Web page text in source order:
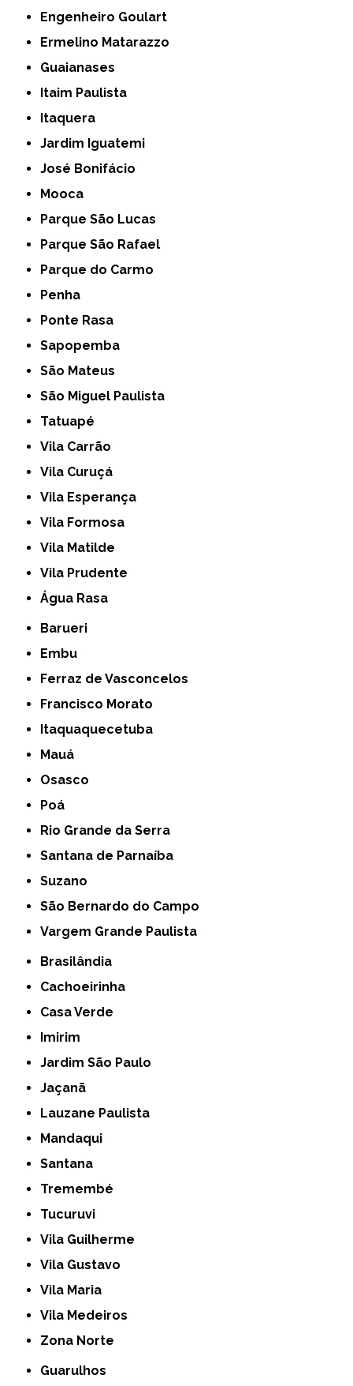
Engenheiro Goulart
Ermelino Matarazzo
Guaianases
Itaim Paulista
Itaquera
Jardim Iguatemi
José Bonifácio
Mooca
Parque São Lucas
Parque São Rafael
Parque do Carmo
Penha
Ponte Rasa
Sapopemba
São Mateus
São Miguel Paulista
Tatuapé
Vila Carrão
Vila Curuçá
Vila Esperança
Vila Formosa
Vila Matilde
Vila Prudente
Água Rasa
Barueri
Embu
Ferraz de Vasconcelos
Francisco Morato
Itaquaquecetuba
Mauá
Osasco
Poá
Rio Grande da Serra
Santana de Parnaíba
Suzano
São Bernardo do Campo
Vargem Grande Paulista
Brasilândia
Cachoeirinha
Casa Verde
Imirim
Jardim São Paulo
Jaçanã
Lauzane Paulista
Mandaqui
Santana
Tremembé
Tucuruvi
Vila Guilherme
Vila Gustavo
Vila Maria
Vila Medeiros
Zona Norte
Guarulhos